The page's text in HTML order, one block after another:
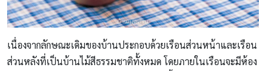
เนื่องจากลักษณะเดิมของบ้านประกอบด้วยเรือนส่วนหน้าและเรือน
ส่วนหลังที่เป็นบ้านไม้สีธรรมชาติทั้งหมด โดยภายในเรือนจะมีห้อง